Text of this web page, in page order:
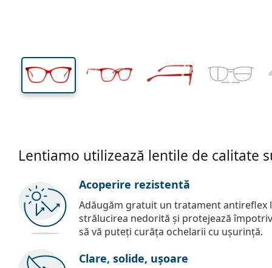
Lentiamo utilizează lentile de calitate
Acoperire rezistentă
Adăugăm gratuit un tratament antireflex
strălucirea nedorită și protejează
să vă puteți curăța ochelarii cu ușurință.
Clare, solide, ușoare